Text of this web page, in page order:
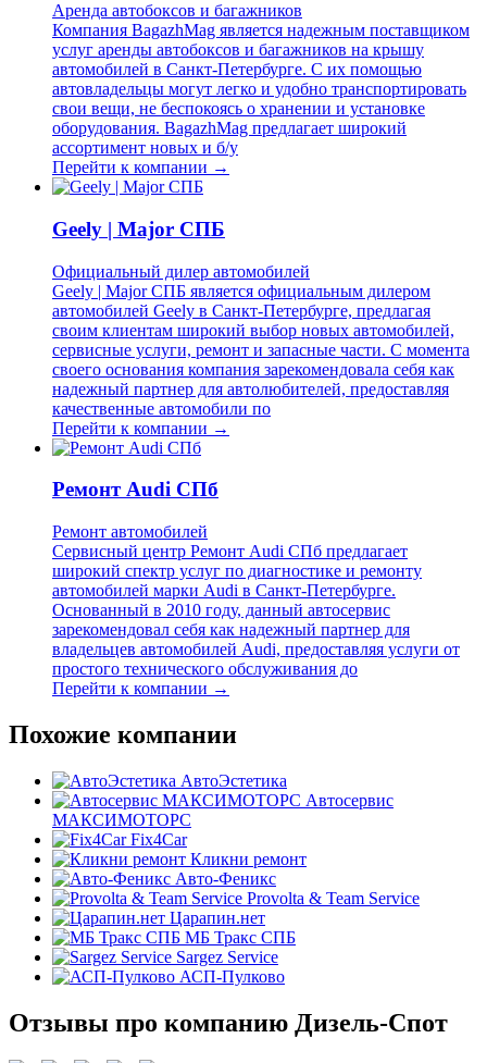
Аренда автобоксов и багажников
Компания BagazhMag является надежным поставщиком
услуг аренды автобоксов и багажников на крышу
автомобилей в Санкт-Петербурге. С их помощью
автовладельцы могут легко и удобно транспортировать
свои вещи, не беспокоясь о хранении и установке
оборудования. BagazhMag предлагает широкий
ассортимент новых и б/у
Перейти к компании →
Geely | Major СПБ
Официальный дилер автомобилей
Geely | Major СПБ является официальным дилером
автомобилей Geely в Санкт-Петербурге, предлагая
своим клиентам широкий выбор новых автомобилей,
сервисные услуги, ремонт и запасные части. С момента
своего основания компания зарекомендовала себя как
надежный партнер для автолюбителей, предоставляя
качественные автомобили по
Перейти к компании →
Ремонт Audi СПб
Ремонт автомобилей
Сервисный центр Ремонт Audi СПб предлагает
широкий спектр услуг по диагностике и ремонту
автомобилей марки Audi в Санкт-Петербурге.
Основанный в 2010 году, данный автосервис
зарекомендовал себя как надежный партнер для
владельцев автомобилей Audi, предоставляя услуги от
простого технического обслуживания до
Перейти к компании →
Похожие компании
АвтоЭстетика
Автосервис
МАКСИМОТОРС
Fix4Car
Кликни ремонт
Авто-Феникс
Provolta & Team Service
Царапин.нет
МБ Тракс СПБ
Sargez Service
АСП-Пулково
Отзывы про компанию Дизель-Спот